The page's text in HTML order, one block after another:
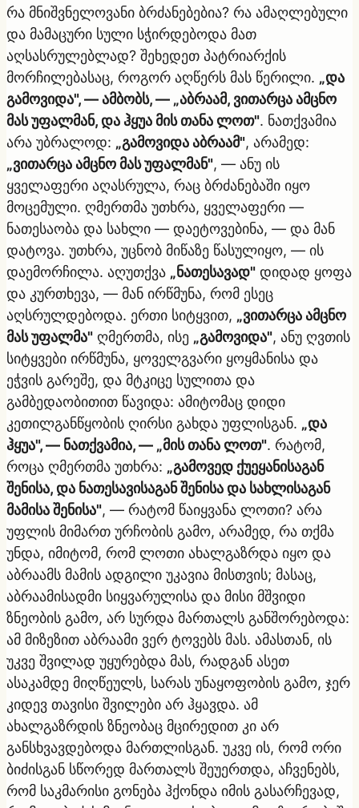
რა მნიშვნელოვანი ბრძანებებია? რა ამაღლებული
და მამაცური სული სჭირდებოდა მათ
აღსასრულებლად? შეხედეთ პატრიარქის
მორჩილებასაც, როგორ აღწერს მას წერილი. „და
გამოვიდა", — ამბობს, — „აბრაამ, ვითარცა ამცნო
მას უფალმან, და ჰყუა მის თანა ლოთ". ნათქვამია
არა უბრალოდ: „გამოვიდა აბრაამ", არამედ:
„ვითარცა ამცნო მას უფალმან", — ანუ ის
ყველაფერი აღასრულა, რაც ბრძანებაში იყო
მოცემული. ღმერთმა უთხრა, ყველაფერი —
ნათესაობა და სახლი — დაეტოვებინა, — და მან
დატოვა. უთხრა, უცნობ მიწაზე წასულიყო, — ის
დაემორჩილა. აღუთქვა „ნათესავად" დიდად ყოფა
და კურთხევა, — მან ირწმუნა, რომ ესეც
აღსრულდებოდა. ერთი სიტყვით, „ვითარცა ამცნო
მას უფალმა" ღმერთმა, ისე „გამოვიდა", ანუ ღვთის
სიტყვები ირწმუნა, ყოველგვარი ყოყმანისა და
ეჭვის გარეშე, და მტკიცე სულითა და
გამბედაობითით წავიდა: ამიტომაც დიდი
კეთილგანწყობის ღირსი გახდა უფლისგან. „და
ჰყუა", — ნათქვამია, — „მის თანა ლოთ". რატომ,
როცა ღმერთმა უთხრა: „გამოვედ ქუეყანისაგან
შენისა, და ნათესავისაგან შენისა და სახლისაგან
მამისა შენისა", — რატომ წაიყვანა ლოთი? არა
უფლის მიმართ ურჩობის გამო, არამედ, რა თქმა
უნდა, იმიტომ, რომ ლოთი ახალგაზრდა იყო და
აბრაამს მამის ადგილი უკავია მისთვის; მასაც,
აბრაამისადმი სიყვარულისა და მისი მშვიდი
ზნეობის გამო, არ სურდა მართალს განშორებოდა:
ამ მიზეზით აბრაამი ვერ ტოვებს მას. ამასთან, ის
უკვე შვილად უყურებდა მას, რადგან ასეთ
ასაკამდე მიღწეულს, სარას უნაყოფობის გამო, ჯერ
კიდევ თავისი შვილები არ ჰყავდა. ამ
ახალგაზრდის ზნეობაც მცირედით კი არ
განსხვავდებოდა მართლისგან. უკვე ის, რომ ორი
ბიძისგან სწორედ მართალს შეუერთდა, აჩვენებს,
რომ საკმარისი გონება ჰქონდა იმის გასარჩევად,